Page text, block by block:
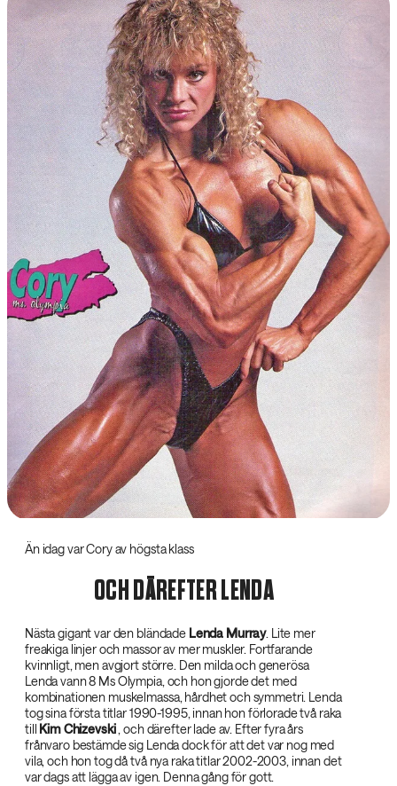
‌Än idag var Cory av högsta klass
OCH DÄREFTER LENDA
Nästa gigant var den bländade Lenda Murray‌. Lite mer
freakiga linjer och massor av mer muskler. Fortfarande
kvinnligt, men avgjort större. Den milda och generösa
Lenda vann 8 Ms Olympia, och hon gjorde det med
kombinationen muskelmassa, hårdhet och symmetri. Lenda
tog sina första titlar 1990-1995, innan hon förlorade två raka
till Kim Chizevski‌, och därefter lade av. Efter fyra års
frånvaro bestämde sig Lenda dock för att det var nog med
vila, och hon tog då två nya raka titlar 2002-2003, innan det
var dags att lägga av igen. Denna gång för gott.